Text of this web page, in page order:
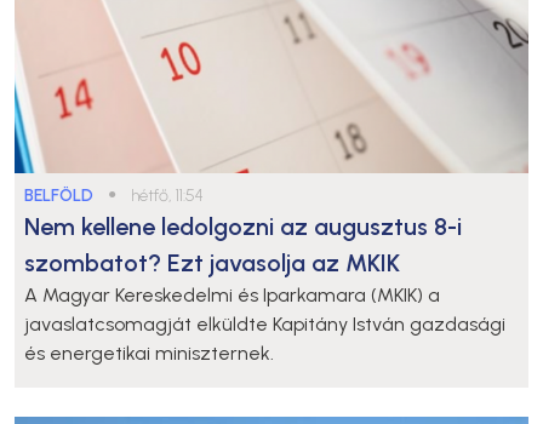
BELFÖLD ● hétfő, 11:54
Nem kellene ledolgozni az augusztus 8-i
szombatot? Ezt javasolja az MKIK
A Magyar Kereskedelmi és Iparkamara (MKIK) a
javaslatcsomagját elküldte Kapitány István gazdasági
és energetikai miniszternek.